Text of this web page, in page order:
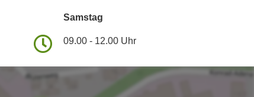
Samstag
09.00 - 12.00 Uhr